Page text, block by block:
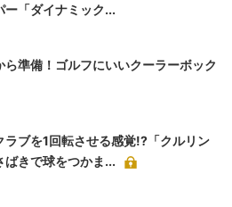
ー「ダイナミック...
ら準備！ゴルフにいいクーラーボック
ラブを1回転させる感覚!?「クルリン
ばきで球をつかま...